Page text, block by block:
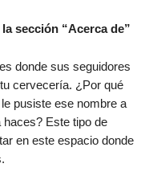
sección “Acerca de”
donde sus seguidores
cervecería. ¿Por qué
pusiste ese nombre a
Este tipo de
en este espacio donde